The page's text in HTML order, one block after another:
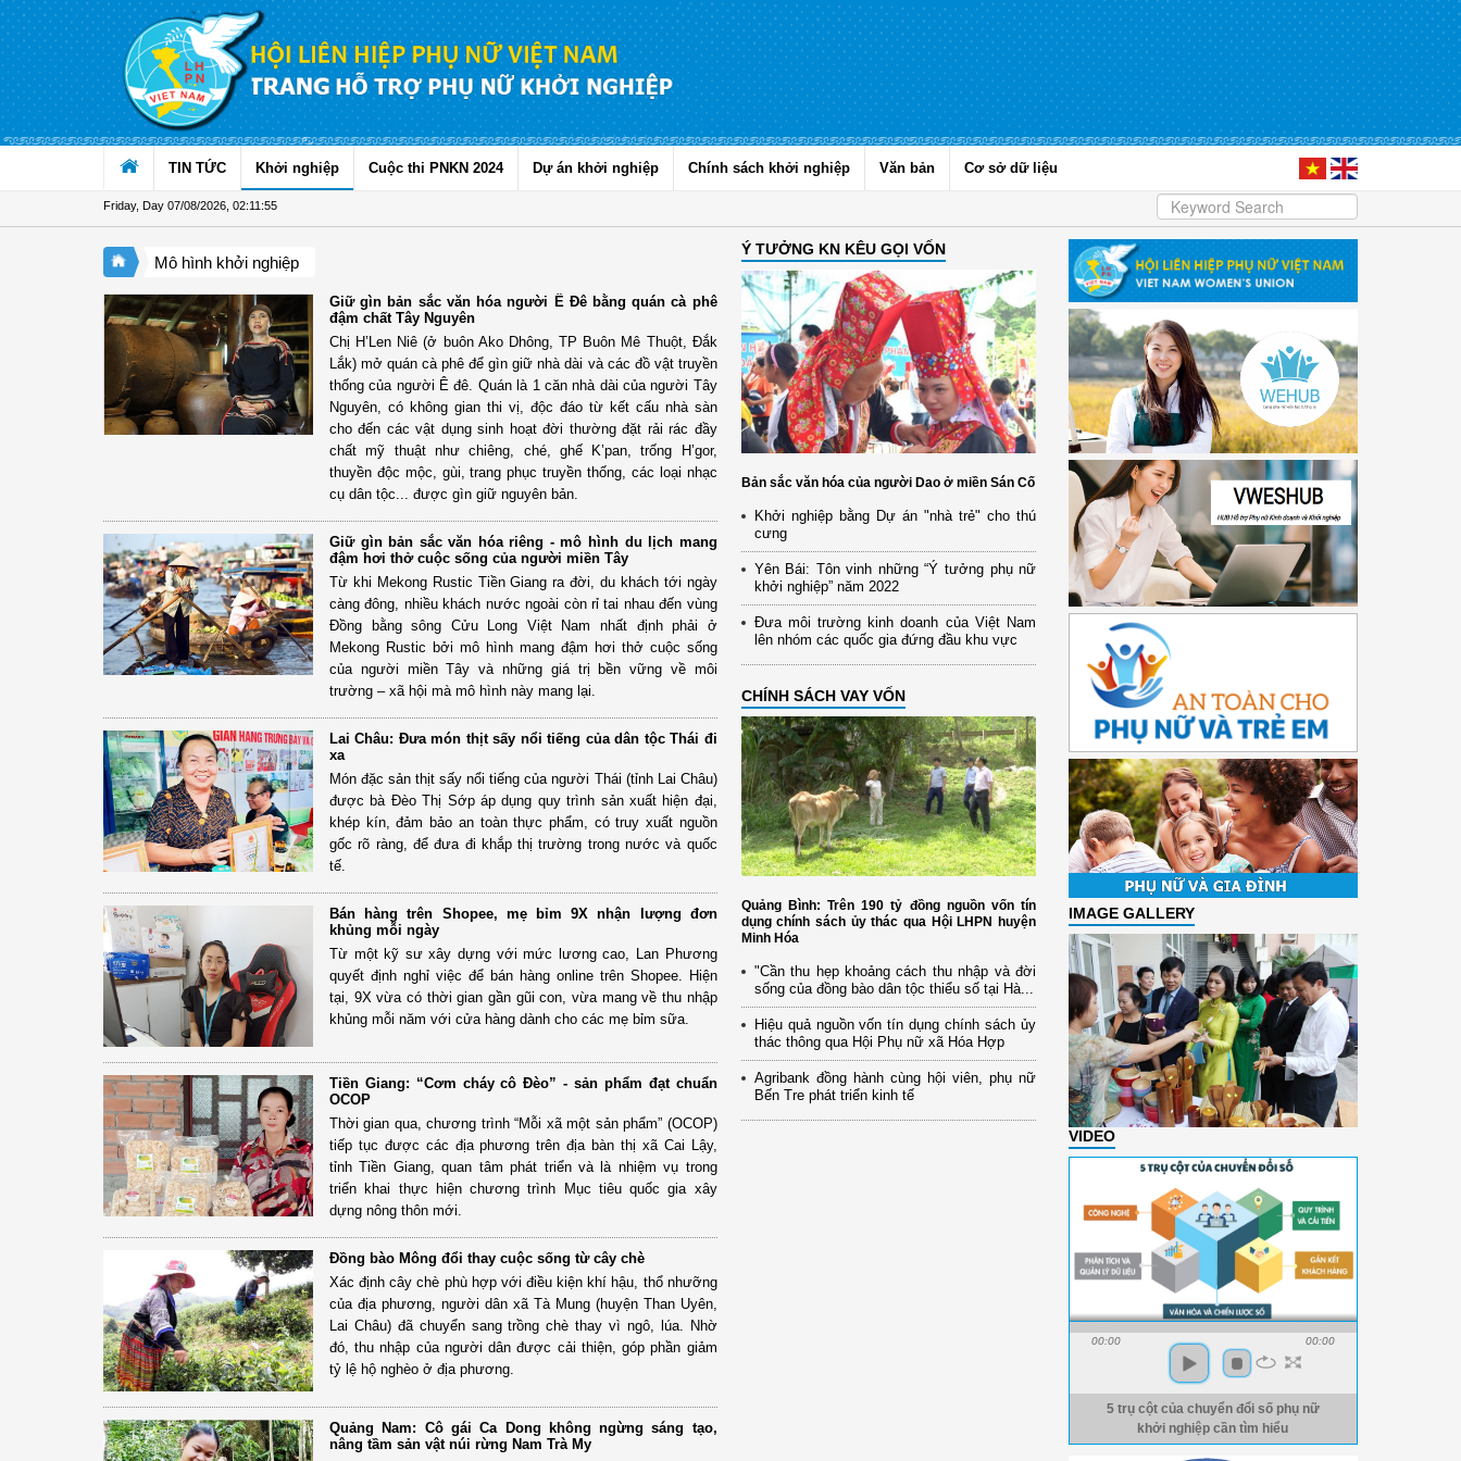
Skip to Content
TIN TỨC Khởi nghiệp Cuộc thi PNKN 2024 Dự án khởi nghiệp Chính sách khởi nghiệp Văn bản Cơ sở dữ liệu
Friday, Day 07/08/2026 02:11:56
Mô hình khởi nghiệp
Giữ gìn bản sắc văn hóa người Ê Đê bằng quán cà phê
đậm chất Tây Nguyên
Chị H’Len Niê (ở buôn Ako Dhông, TP Buôn Mê Thuột, Đắk
Lắk) mở quán cà phê để gìn giữ nhà dài và các đồ vật truyền
thống của người Ê đê. Quán là 1 căn nhà dài của người Tây
Nguyên, có không gian thi vị, độc đáo từ kết cấu nhà sàn
cho đến các vật dụng sinh hoạt đời thường đặt rải rác đầy
chất mỹ thuật như chiêng, ché, ghế K’pan, trống H’gor,
thuyền độc mộc, gùi, trang phục truyền thống, các loại nhạc
cụ dân tộc... được gìn giữ nguyên bản.
Giữ gìn bản sắc văn hóa riêng - mô hình du lịch mang
đậm hơi thở cuộc sống của người miền Tây
Từ khi Mekong Rustic Tiền Giang ra đời, du khách tới ngày
càng đông, nhiều khách nước ngoài còn rỉ tai nhau đến vùng
Đồng bằng sông Cửu Long Việt Nam nhất định phải ở
Mekong Rustic bởi mô hình mang đậm hơi thở cuộc sống
của người miền Tây và những giá trị bền vững về môi
trường – xã hội mà mô hình này mang lại.
Lai Châu: Đưa món thịt sấy nổi tiếng của dân tộc Thái đi
xa
Món đặc sản thịt sấy nổi tiếng của người Thái (tỉnh Lai Châu)
được bà Đèo Thị Sớp áp dụng quy trình sản xuất hiện đại,
khép kín, đảm bảo an toàn thực phẩm, có truy xuất nguồn
gốc rõ ràng, để đưa đi khắp thị trường trong nước và quốc
tế.
Bán hàng trên Shopee, mẹ bỉm 9X nhận lượng đơn
khủng mỗi ngày
Từ một kỹ sư xây dựng với mức lương cao, Lan Phương
quyết định nghỉ việc để bán hàng online trên Shopee. Hiện
tại, 9X vừa có thời gian gần gũi con, vừa mang về thu nhập
khủng mỗi năm với cửa hàng dành cho các mẹ bỉm sữa.
Tiền Giang: “Cơm cháy cô Đèo” - sản phẩm đạt chuẩn
OCOP
Thời gian qua, chương trình “Mỗi xã một sản phẩm” (OCOP)
tiếp tục được các địa phương trên địa bàn thị xã Cai Lậy,
tỉnh Tiền Giang, quan tâm phát triển và là nhiệm vụ trong
triển khai thực hiện chương trình Mục tiêu quốc gia xây
dựng nông thôn mới.
Đồng bào Mông đổi thay cuộc sống từ cây chè
Xác định cây chè phù hợp với điều kiện khí hậu, thổ nhưỡng
của địa phương, người dân xã Tà Mung (huyện Than Uyên,
Lai Châu) đã chuyển sang trồng chè thay vì ngô, lúa. Nhờ
đó, thu nhập của người dân được cải thiện, góp phần giảm
tỷ lệ hộ nghèo ở địa phương.
Quảng Nam: Cô gái Ca Dong không ngừng sáng tạo,
nâng tầm sản vật núi rừng Nam Trà My
Ý TƯỞNG KN KÊU GỌI VỐN
Bản sắc văn hóa của người Dao ở miền Sán Cố
Khởi nghiệp bằng Dự án "nhà trẻ" cho thú
cưng
Yên Bái: Tôn vinh những “Ý tưởng phụ nữ
khởi nghiệp” năm 2022
Đưa môi trường kinh doanh của Việt Nam
lên nhóm các quốc gia đứng đầu khu vực
CHÍNH SÁCH VAY VỐN
Quảng Bình: Trên 190 tỷ đồng nguồn vốn tín
dụng chính sách ủy thác qua Hội LHPN huyện
Minh Hóa
"Cần thu hẹp khoảng cách thu nhập và đời
sống của đồng bào dân tộc thiểu số tại Hà...
Hiệu quả nguồn vốn tín dụng chính sách ủy
thác thông qua Hội Phụ nữ xã Hóa Hợp
Agribank đồng hành cùng hội viên, phụ nữ
Bến Tre phát triển kinh tế
IMAGE GALLERY
VIDEO
00:00 00:00
5 trụ cột của chuyển đổi số phụ nữ
khởi nghiệp cần tìm hiểu